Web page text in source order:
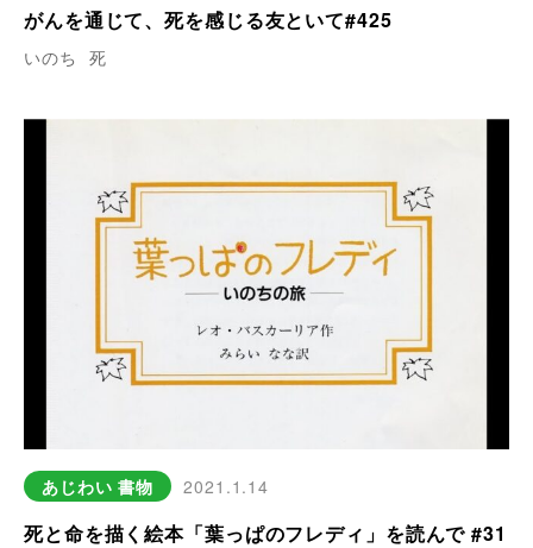
がんを通じて、死を感じる友といて#425
いのち 死
あじわい 書物 2021.1.14
死と命を描く絵本「葉っぱのフレディ」を読んで #31